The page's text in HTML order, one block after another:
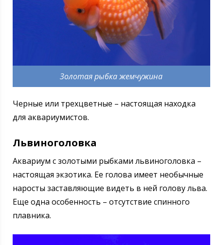
Золотая рыбка жемчужина
Черные или трехцветные – настоящая находка
для аквариумистов.
Львиноголовка
Аквариум с золотыми рыбками львиноголовка –
настоящая экзотика. Ее голова имеет необычные
наросты заставляющие видеть в ней голову льва.
Еще одна особенность – отсутствие спинного
плавника.